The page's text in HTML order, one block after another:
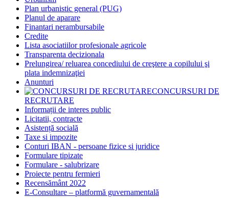
Plan urbanistic general (PUG)
Planul de aparare
Finantari nerambursabile
Credite
Lista asociatiilor profesionale agricole
Transparenta decizionala
Prelungirea/ reluarea concediului de creştere a copilului şi
plata indemnizaţiei
Anunturi
CONCURSURI DE
RECRUTARE
Informații de interes public
Licitatii, contracte
Asistență socială
Taxe si impozite
Conturi IBAN - persoane fizice si juridice
Formulare tipizate
Formulare - salubrizare
Proiecte pentru fermieri
Recensământ 2022
E-Consultare – platformă guvernamentală